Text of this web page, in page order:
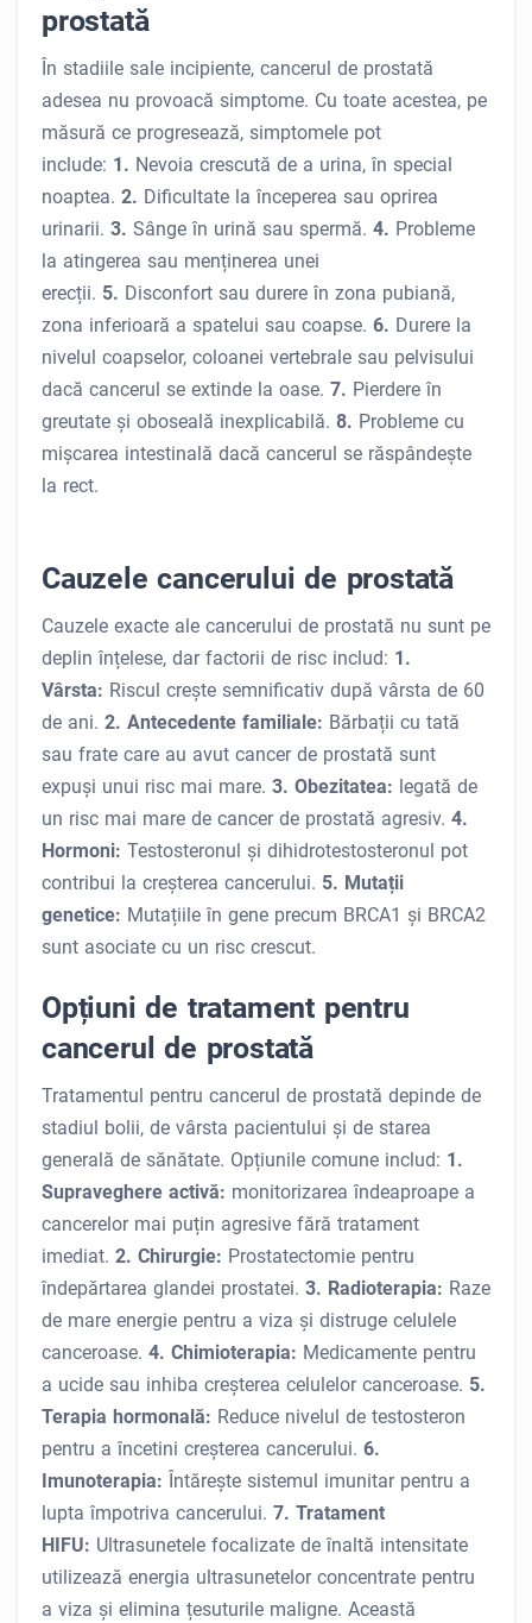
prostată
În stadiile sale incipiente, cancerul de prostată
adesea nu provoacă simptome. Cu toate acestea, pe
măsură ce progresează, simptomele pot
include: 1. Nevoia crescută de a urina, în special
noaptea. 2. Dificultate la începerea sau oprirea
urinarii. 3. Sânge în urină sau spermă. 4. Probleme
la atingerea sau menținerea unei
erecții. 5. Disconfort sau durere în zona pubiană,
zona inferioară a spatelui sau coapse. 6. Durere la
nivelul coapselor, coloanei vertebrale sau pelvisului
dacă cancerul se extinde la oase. 7. Pierdere în
greutate și oboseală inexplicabilă. 8. Probleme cu
mișcarea intestinală dacă cancerul se răspândește
la rect.
Cauzele cancerului de prostată
Cauzele exacte ale cancerului de prostată nu sunt pe
deplin înțelese, dar factorii de risc includ: 1.
Vârsta: Riscul crește semnificativ după vârsta de 60
de ani. 2. Antecedente familiale: Bărbații cu tată
sau frate care au avut cancer de prostată sunt
expuși unui risc mai mare. 3. Obezitatea: legată de
un risc mai mare de cancer de prostată agresiv. 4.
Hormoni: Testosteronul și dihidrotestosteronul pot
contribui la creșterea cancerului. 5. Mutații
genetice: Mutațiile în gene precum BRCA1 și BRCA2
sunt asociate cu un risc crescut.
Opțiuni de tratament pentru
cancerul de prostată
Tratamentul pentru cancerul de prostată depinde de
stadiul bolii, de vârsta pacientului și de starea
generală de sănătate. Opțiunile comune includ: 1.
Supraveghere activă: monitorizarea îndeaproape a
cancerelor mai puțin agresive fără tratament
imediat. 2. Chirurgie: Prostatectomie pentru
îndepărtarea glandei prostatei. 3. Radioterapia: Raze
de mare energie pentru a viza și distruge celulele
canceroase. 4. Chimioterapia: Medicamente pentru
a ucide sau inhiba creșterea celulelor canceroase. 5.
Terapia hormonală: Reduce nivelul de testosteron
pentru a încetini creșterea cancerului. 6.
Imunoterapia: Întărește sistemul imunitar pentru a
lupta împotriva cancerului. 7. Tratament
HIFU: Ultrasunetele focalizate de înaltă intensitate
utilizează energia ultrasunetelor concentrate pentru
a viza și elimina țesuturile maligne. Această